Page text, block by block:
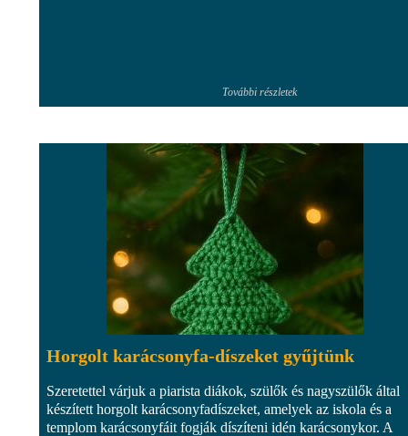
További részletek
Horgolt karácsonyfa-díszeket gyűjtünk
Szeretettel várjuk a piarista diákok, szülők és nagyszülők által
készített horgolt karácsonyfadíszeket, amelyek az iskola és a
templom karácsonyfáit fogják díszíteni idén karácsonykor. A